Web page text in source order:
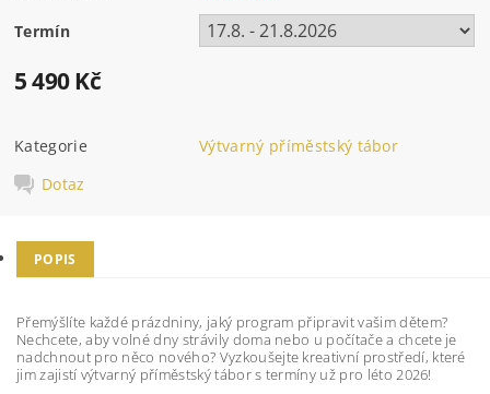
Termín
5 490 Kč
Kategorie
Výtvarný příměstský tábor
Dotaz
POPIS
Přemýšlíte každé prázdniny, jaký program připravit vašim dětem?
Nechcete, aby volné dny strávily doma nebo u počítače a chcete je
nadchnout pro něco nového? Vyzkoušejte kreativní prostředí, které
jim zajistí výtvarný příměstský tábor s termíny už pro léto 2026!